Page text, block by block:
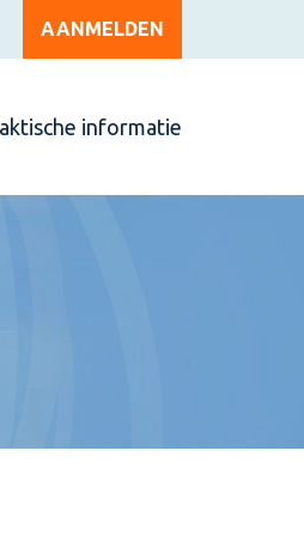
AANMELDEN
informatie